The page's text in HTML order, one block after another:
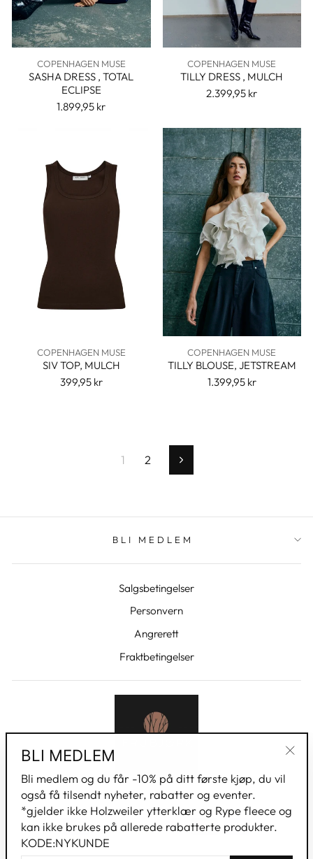
COPENHAGEN MUSE
SASHA DRESS , TOTAL
ECLIPSE
1.899,95 kr
COPENHAGEN MUSE
TILLY DRESS , MULCH
2.399,95 kr
COPENHAGEN MUSE
SIV TOP, MULCH
399,95 kr
COPENHAGEN MUSE
TILLY BLOUSE, JETSTREAM
1.399,95 kr
1 2 Neste
BLI MEDLEM
Salgsbetingelser
Personvern
Angrerett
Fraktbetingelser
BLI MEDLEM
Bli medlem og du får -10% på ditt første kjøp, du vil
også få tilsendt nyheter, rabatter og eventer.
*gjelder ikke Holzweiler ytterklær og Rype fleece og
kan ikke brukes på allerede rabatterte produkter.
KODE:NYKUNDE